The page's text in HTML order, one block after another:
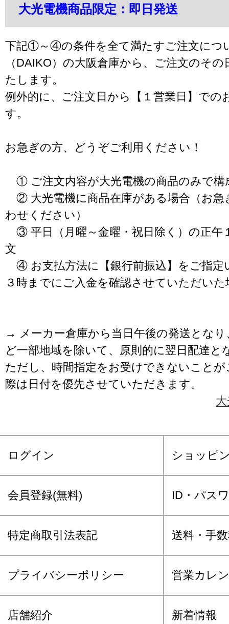
大光電機商品限定：即日発送
下記①～④の条件を全て満たすご注文につ
（DAIKO）の大阪倉庫から、ご注文のそ
たします。
例外的に、ご注文日から【１営業日】での
す。
お急ぎの方、どうぞご利用ください！
① ご注文内容が大光電機の商品のみで構
② 大光電機に商品在庫がある場合（お急
わせください）
③ 平日（月曜～金曜・祝日除く）の正午
文
④ お支払方法に【銀行前振込】をご指定
３時までにご入金を確認させていただいた
→ メーカー倉庫から当日午後の発送となり
ど一部地域を除いて、原則的に翌日配達と
ただし、時間指定をお受けできないこと
際は日付を優先させていただきます。
ログイン ショッピ
会員登録(無料) ID・パス
特定商取引法表記 送料・手
プライバシーポリシー 営業カレ
店舗紹介 新着情報